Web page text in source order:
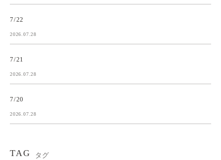
7/22
2026.07.28
7/21
2026.07.28
7/20
2026.07.28
TAG タグ